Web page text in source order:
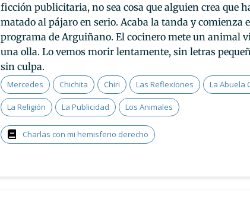
ficción publicitaria, no sea cosa que alguien crea que
matado al pájaro en serio. Acaba la tanda y comienza
programa de Arguiñano. El cocinero mete un animal
una olla. Lo vemos morir lentamente, sin letras
sin culpa.
Mercedes Chichita Chiri Las Reflexiones La Abuela
La Religión La Publicidad Los Animales
Charlas con mi hemisferio derecho